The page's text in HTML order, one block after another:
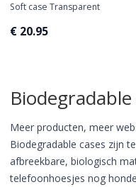
Soft case Transparent
€ 20.95
Biodegradable
Meer producten, meer
Biodegradable cases zijn
afbreekbare, biologisch
telefoonhoesjes nog